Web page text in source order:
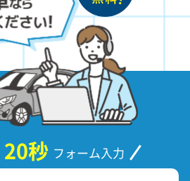
20秒 フォーム入力